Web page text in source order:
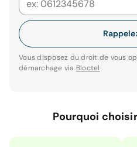
Vous disposez du droit de vous
démarchage via Bloctel
Pourquoi